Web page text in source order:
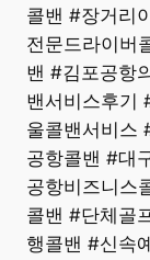
콜밴 #장거리
전문드라이버
밴 #김포공항
밴서비스후기
울콜밴서비스
공항콜밴 #대
공항비즈니스
콜밴 #단체골
행콜밴 #신속